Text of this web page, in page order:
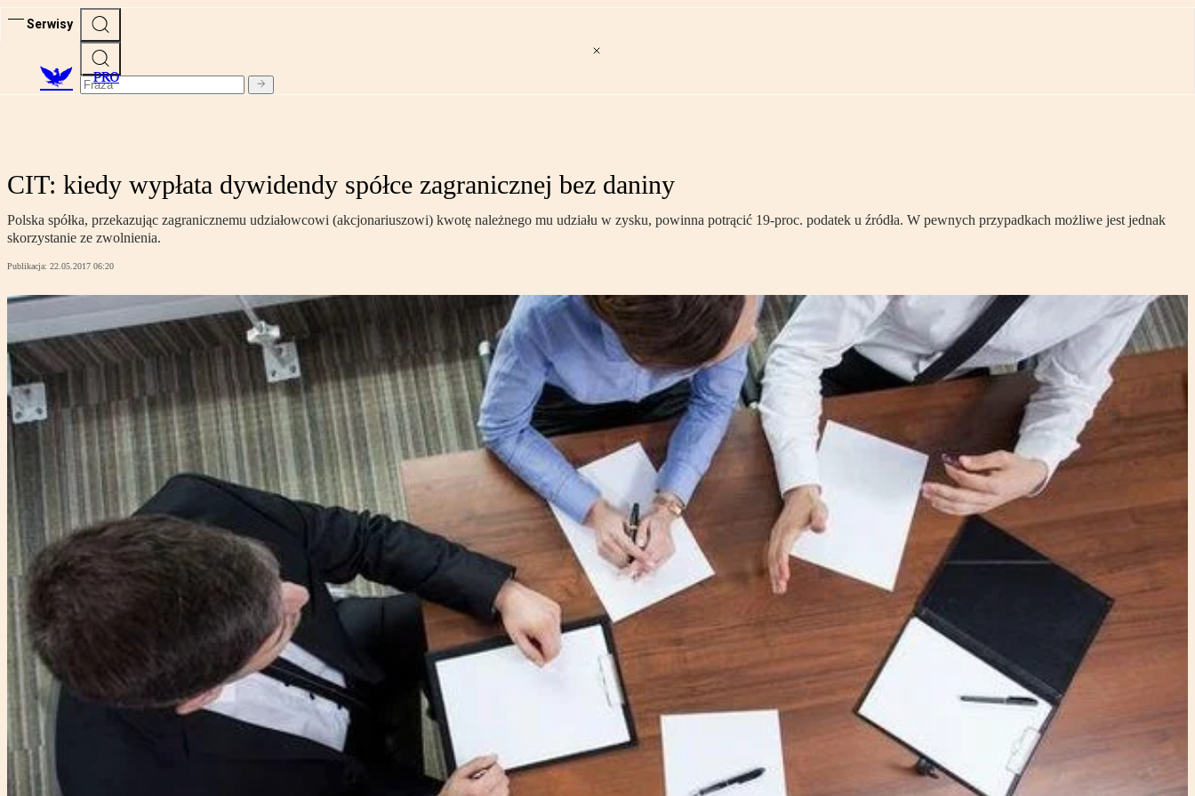
Serwisy
PRO
CIT: kiedy wypłata dywidendy spółce zagranicznej bez daniny
Polska spółka, przekazując zagranicznemu udziałowcowi (akcjonariuszowi) kwotę należnego mu udziału w zysku, powinna potrącić 19-proc. podatek u źródła. W pewnych przypadkach możliwe jest jednak
skorzystanie ze zwolnienia.
Publikacja: 22.05.2017 06:20